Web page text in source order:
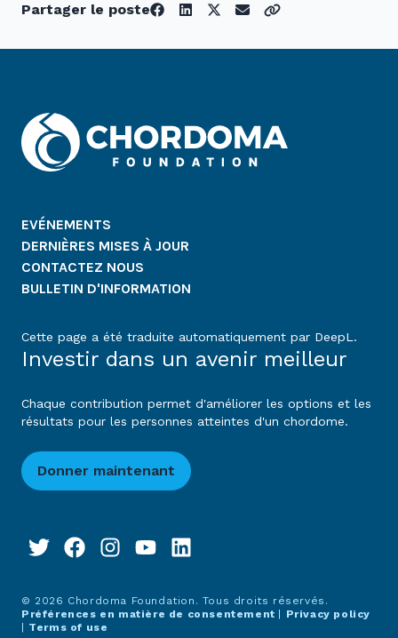
Partager le poste
EVÉNEMENTS
DERNIÈRES MISES À JOUR
CONTACTEZ NOUS
BULLETIN D'INFORMATION
Cette page a été traduite automatiquement par DeepL.
Investir dans un avenir meilleur
Chaque contribution permet d'améliorer les options et les
résultats pour les personnes atteintes d'un chordome.
Donner maintenant
© 2026 Chordoma Foundation. Tous droits réservés.
Préférences en matière de consentement
Privacy policy
Terms of use